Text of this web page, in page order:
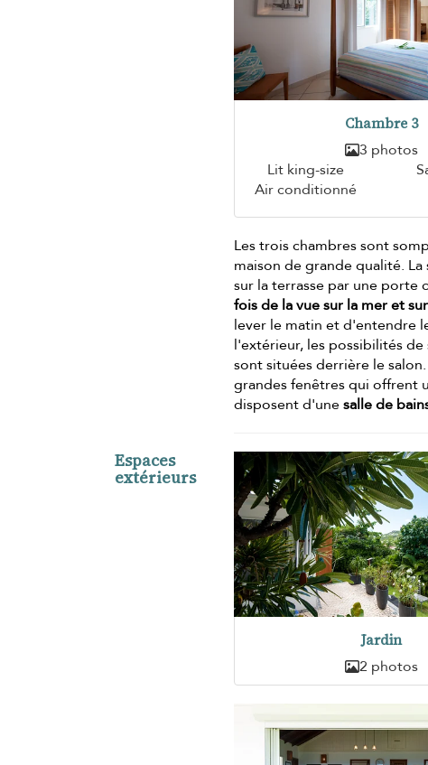
Chambre 3
3 photos
Lit king-size
Air conditionné
Les trois chambres sont
maison de grande qualité.
sur la terrasse par une porte
fois de la vue sur la mer et
lever le matin et d'entendre
l'extérieur, les possibilités
sont situées derrière le
grandes fenêtres qui offrent
disposent d'unesalle de
Espaces
extérieurs
Jardin
2 photos